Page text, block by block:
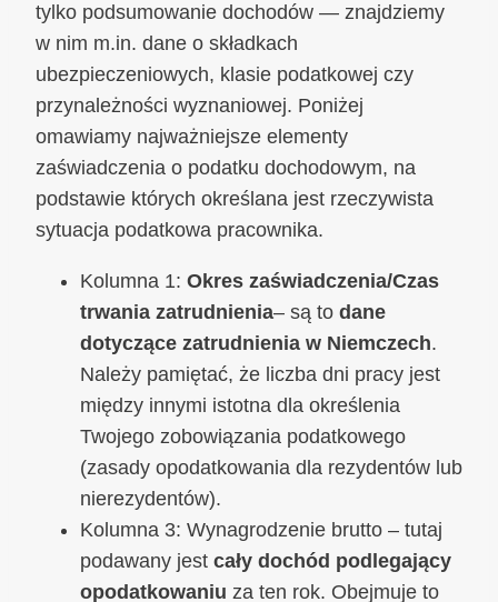
tylko podsumowanie dochodów — znajdziemy
w nim m.in. dane o składkach
ubezpieczeniowych, klasie podatkowej czy
przynależności wyznaniowej. Poniżej
omawiamy najważniejsze elementy
zaświadczenia o podatku dochodowym, na
podstawie których określana jest rzeczywista
sytuacja podatkowa pracownika.
Kolumna 1: Okres zaświadczenia/Czas
trwania zatrudnienia– są to dane
dotyczące zatrudnienia w Niemczech.
Należy pamiętać, że liczba dni pracy jest
między innymi istotna dla określenia
Twojego zobowiązania podatkowego
(zasady opodatkowania dla rezydentów lub
nierezydentów).
Kolumna 3: Wynagrodzenie brutto – tutaj
podawany jest cały dochód podlegający
opodatkowaniu za ten rok. Obejmuje to